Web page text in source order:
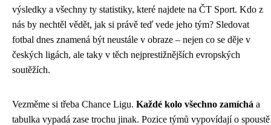
výsledky a všechny ty statistiky, které najdete na ČT Sport. Kdo z
nás by nechtěl vědět, jak si právě teď vede jeho tým? Sledovat
fotbal dnes znamená být neustále v obraze – nejen co se děje v
českých ligách, ale taky v těch nejprestižnějších evropských
soutěžích.
Vezměme si třeba Chance Ligu. Každé kolo všechno zamíchá a
tabulka vypadá zase trochu jinak. Pozice týmů vypovídají o spoustě